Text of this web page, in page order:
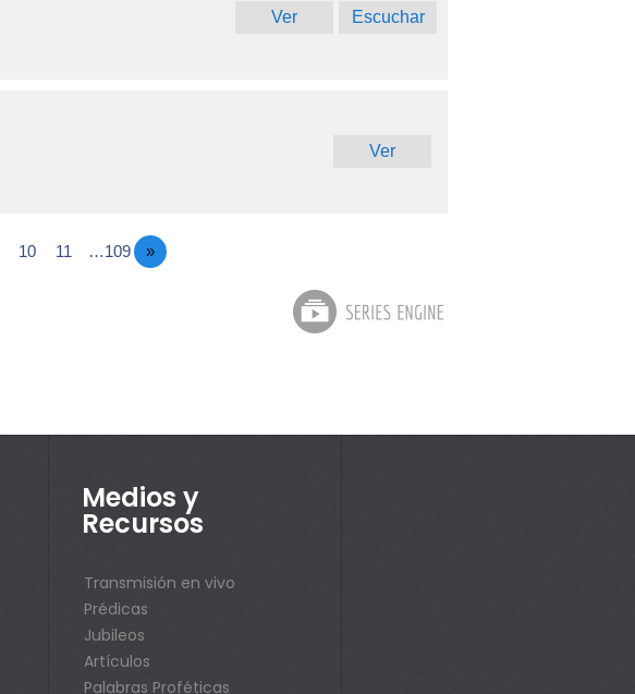
Ver Escuchar
Ver
10 11 …109 »
Medios y
Recursos
Transmisión en vivo
Prédicas
Jubileos
Artículos
Palabras Proféticas